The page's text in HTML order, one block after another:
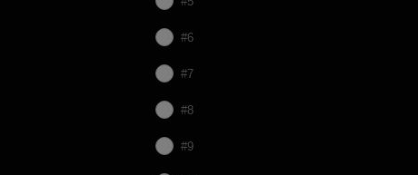
#6
#7
#8
#9